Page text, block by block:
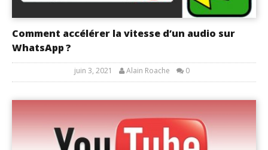
Comment accélérer la vitesse d’un audio sur
WhatsApp ?
juin 3, 2021 Alain Roache 0